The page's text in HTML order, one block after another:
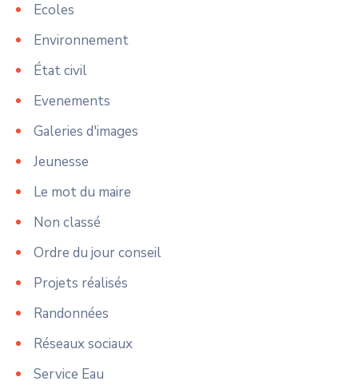
Ecoles
Environnement
État civil
Evenements
Galeries d'images
Jeunesse
Le mot du maire
Non classé
Ordre du jour conseil
Projets réalisés
Randonnées
Réseaux sociaux
Service Eau